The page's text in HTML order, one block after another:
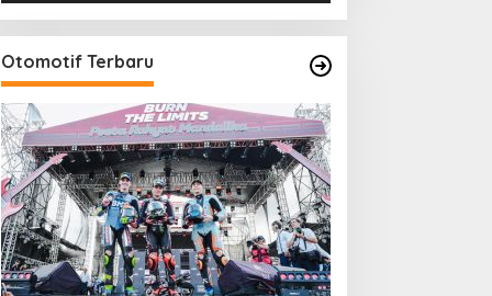
Otomotif Terbaru